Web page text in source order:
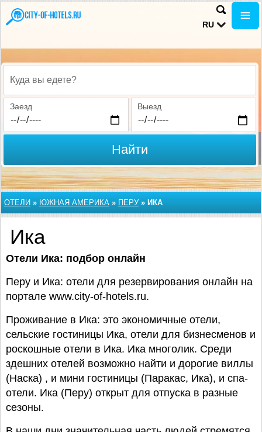
RU
Куда вы едете?
Заезд Выезд
Найти
ОТЕЛИ » ЮЖНАЯ АМЕРИКА » ПЕРУ» ИКА
Ика
Отели Ика: подбор онлайн
Перу и Ика: отели для резервирования онлайн на
портале www.city-of-hotels.ru.
Проживание в Ика: это экономичные отели,
сельские гостиницы Ика, отели для бизнесменов и
роскошные отели в Ика. Ика многолик. Среди
здешних отелей возможно найти и дорогие виллы
(Наска) , и мини гостиницы (Паракас, Ика), и спа-
отели. Ика (Перу) открыт для отпуска в разные
сезоны.